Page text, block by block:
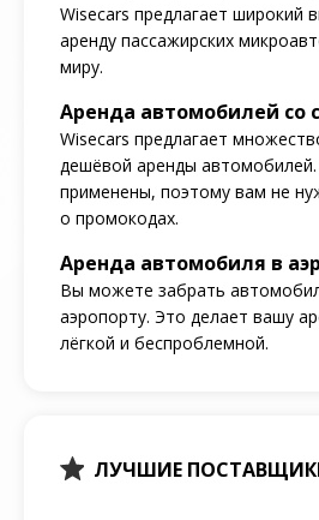
Wisecars предлагает широкий
аренду пассажирских
миру.
Аренда автомобилей со
Wisecars предлагает
дешёвой аренды
применены, поэтому вам не
о промокодах.
Аренда автомобиля в
Вы можете забрать
аэропорту. Это делает вашу
лёгкой и беспроблемной.
ЛУЧШИЕ